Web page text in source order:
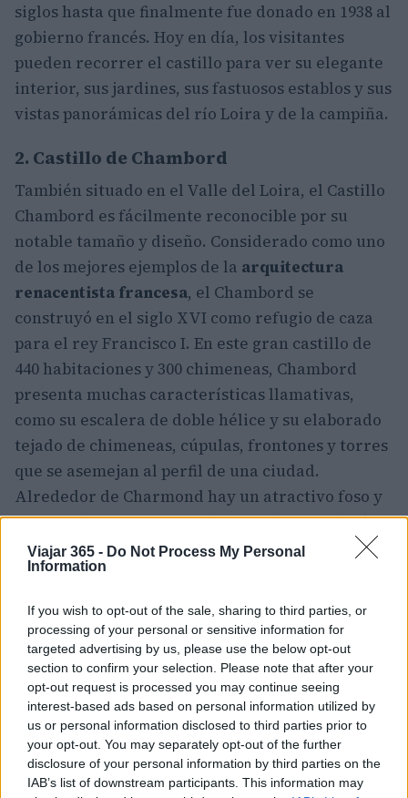
Viajar 365 - Do Not Process My Personal
Information
If you wish to opt-out of the sale, sharing to third parties, or
processing of your personal or sensitive information for
targeted advertising by us, please use the below opt-out
section to confirm your selection. Please note that after your
opt-out request is processed you may continue seeing
interest-based ads based on personal information utilized by
us or personal information disclosed to third parties prior to
your opt-out. You may separately opt-out of the further
disclosure of your personal information by third parties on the
IAB’s list of downstream participants. This information may
siglos hasta que finalmente fue donado en 1938 al
gobierno francés. Hoy en día, los visitantes
pueden recorrer el castillo para ver su elegante
interior, sus jardines, sus fastuosos establos y sus
vistas panorámicas del río Loira y de la campiña.
2. Castillo de Chambord
También situado en el Valle del Loira, el Castillo
Chambord es fácilmente reconocible por su
notable tamaño y diseño. Considerado como uno
de los mejores ejemplos de la arquitectura
renacentista francesa, el Chambord se
construyó en el siglo XVI como refugio de caza
para el rey Francisco I. En este gran castillo de
440 habitaciones y 300 chimeneas, Chambord
presenta muchas características llamativas,
como su escalera de doble hélice y su elaborado
tejado de chimeneas, cúpulas, frontones y torres
que se asemejan al perfil de una ciudad.
Alrededor de Charmond hay un atractivo foso y
un coto de caza amurallado que alberga jabalíes
y ciervos.
Elcastillo de Versalles, uno de los más famosos
de Francia, atrae a más de 3 millones de
visitantes al año. Este magnífico palacio se
construyó por primera vez en 1624 como pabellón
de caza para el rey Luis XIII y posteriormente se
amplió para convertirse en la residencia de la
familia real francesa. Entre las numerosas